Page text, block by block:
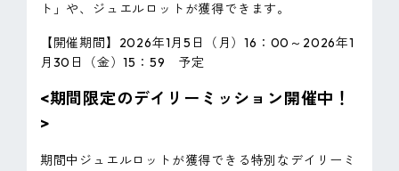
ト」や、ジュエルロットが獲得できます。
【開催期間】2026年1月5日（月）16：00～2026年1
月30日（金）15：59 予定
<期間限定のデイリーミッション開催中！
>
期間中ジュエルロットが獲得できる特別なデイリーミ